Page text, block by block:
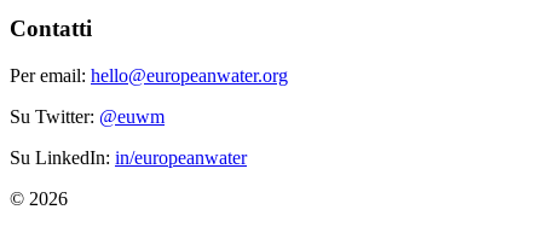
Contatti
Per email: hello@europeanwater.org
Su Twitter: @euwm
Su LinkedIn: in/europeanwater
© 2026